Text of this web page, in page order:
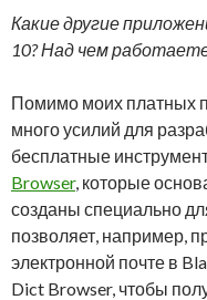
Какие другие
10? Над чем
Помимо моих платных
много усилий для
бесплатные
Browser, которые
созданы специально
позволяет, например,
электронной почте в
Dict Browser, чтобы